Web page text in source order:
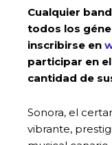
Cualquier
todos los
inscribirse en
participar en
cantidad de
Sonora, el
vibrante,